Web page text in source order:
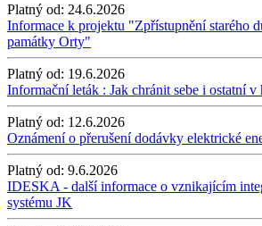
Platný od: 24.6.2026
Informace k projektu "Zpřístupnění starého
památky Orty"
Platný od: 19.6.2026
Informační leták : Jak chránit sebe i ostatní v
Platný od: 12.6.2026
Oznámení o přerušení dodávky elektrické
Platný od: 9.6.2026
IDESKA - další informace o vznikajícím
systému JK